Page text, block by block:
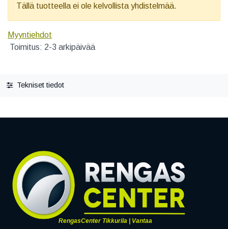
Tällä tuotteella ei ole kelvollista yhdistelmää.
Myyntiehdot
Toimitus: 2-3 arkipäivää
Tekniset tiedot
RengasCenter Tikkurila | Vantaa